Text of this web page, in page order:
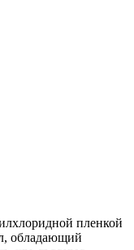
пленкой
обладающий